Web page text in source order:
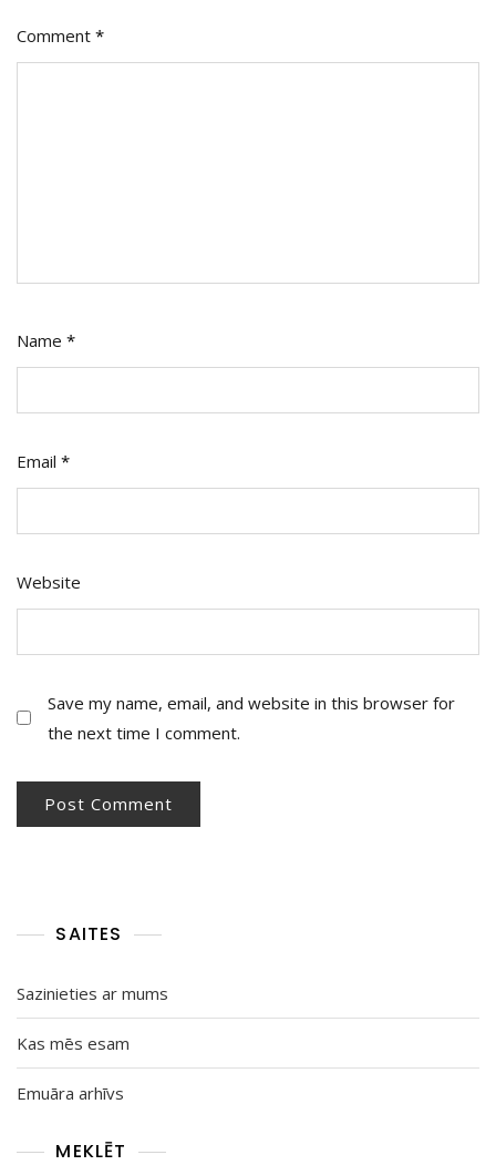
Comment *
Name *
Email *
Website
Save my name, email, and website in this browser for
the next time I comment.
SAITES
Sazinieties ar mums
Kas mēs esam
Emuāra arhīvs
MEKLĒT